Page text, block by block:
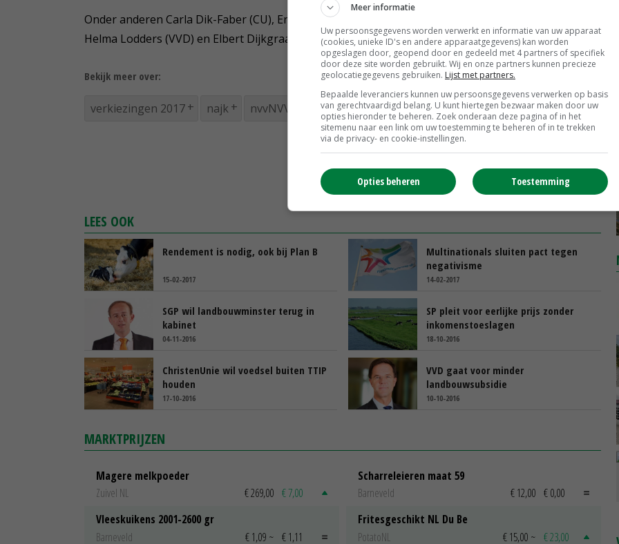
Onder anderen Carla Dik-Faber (CU), Eric Smaling (SP), Jaco Geurts (CDA), Tjeerd de Groot (D66),
Helma Lodders (VVD) en Elbert Dijkgraaf (SGP) namen een video op voor de campagne.
Bekijk meer over:
verkiezingen 2017 najk nvvNVV NAJK verkiezingen landbouwpolitiek
LEES OOK
Rendement is nodig, ook bij Plan B
15-02-2017
Multinationals sluiten pact tegen
negativisme
14-02-2017
SGP wil landbouwminster terug in
kabinet
04-11-2016
SP pleit voor eerlijke prijs zonder
inkomenstoeslagen
18-10-2016
ChristenUnie wil voedsel buiten TTIP
houden
17-10-2016
VVD gaat voor minder
landbouwsubsidie
10-10-2016
MARKTPRIJZEN
Magere melkpoeder
Zuivel NL
€ 269,00 € 7,00
Vleeskuikens 2001-2600 gr
Barneveld
€ 1,09 ~ € 1,11
Scharreleieren maat 59
Barneveld
€ 12,00 € 0,00
Fritesgeschikt NL Du Be
PotatoNL
€ 15,00 ~ € 23,00
Meer informatie
Uw persoonsgegevens worden verwerkt en informatie van uw apparaat
(cookies, unieke ID's en andere apparaatgegevens) kan worden
opgeslagen door, geopend door en gedeeld met 4 partners of specifiek
door deze site worden gebruikt. Wij en onze partners kunnen precieze
geolocatiegegevens gebruiken. Lijst met partners.
Bepaalde leveranciers kunnen uw persoonsgegevens verwerken op basis
van gerechtvaardigd belang. U kunt hiertegen bezwaar maken door uw
opties hieronder te beheren. Zoek onderaan deze pagina of in het
sitemenu naar een link om uw toestemming te beheren of in te trekken
via de privacy- en cookie-instellingen.
Toestemming
Opties beheren